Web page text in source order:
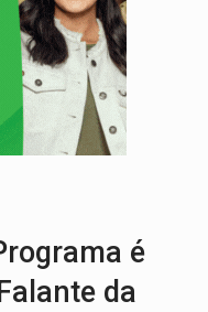
presença internacional e transforma Brasil em
Museólogo Antônio Ocampo conduz a história de
Ferroviários pedem ao Iphan recuperação de área
Veja essa receita de carne assada para o
é
da